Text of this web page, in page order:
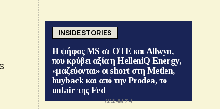
INSIDE STORIES
Η ψήφος MS σε ΟΤΕ και Allwyn,
που κρύβει αξία η HelleniQ Energy,
«μαζεύονται» οι short στη Metlen,
buyback και από την Prodea, το
unfair της Fed